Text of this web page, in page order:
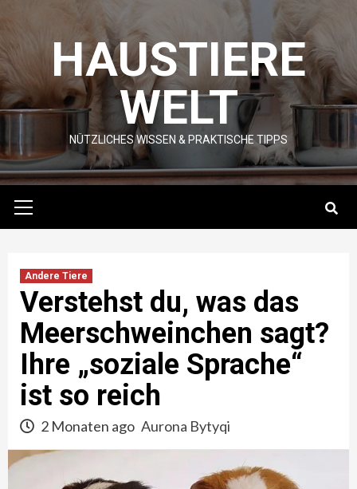
content HAUSTIERE
WELT
NÜTZLICHES WISSEN & PRAKTISCHE TIPPS
Menu
Andere Tiere
Verstehst du, was das
Meerschweinchen sagt?
Ihre „soziale Sprache“
ist so reich
2 Monaten ago Aurona Bytyqi